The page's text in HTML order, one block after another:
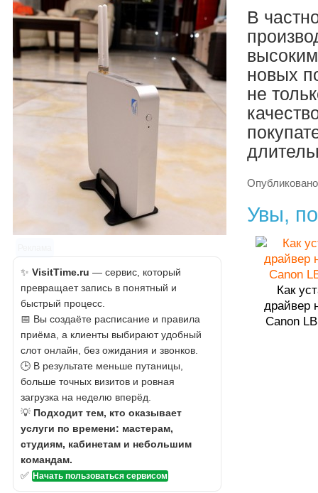
В
новых
не
Увы,
Как
драйвер
Canon
✨ VisitTime.ru — сервис, который
превращает запись в понятный и
быстрый процесс.
📅 Вы создаёте расписание и правила
приёма, а клиенты выбирают удобный
слот онлайн, без ожидания и звонков.
🕒 В результате меньше путаницы,
больше точных визитов и ровная
загрузка на неделю вперёд.
💡 Подходит тем, кто оказывает
услуги по времени: мастерам,
студиям, кабинетам и небольшим
командам.
✅ Начать пользоваться сервисом